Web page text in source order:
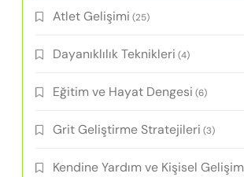
Atlet Gelişimi (25)
Dayanıklılık Teknikleri (4)
Eğitim ve Hayat Dengesi (6)
Grit Geliştirme Stratejileri (3)
Kendine Yardım ve Kişisel Gelişim